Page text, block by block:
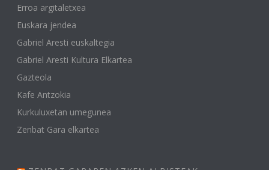
Erroa argitaletxea
Euskara jendea
Gabriel Aresti euskaltegia
Gabriel Aresti Kultura Elkartea
Gazteola
Kafe Antzokia
Kurkuluxetan umegunea
Zenbat Gara elkartea